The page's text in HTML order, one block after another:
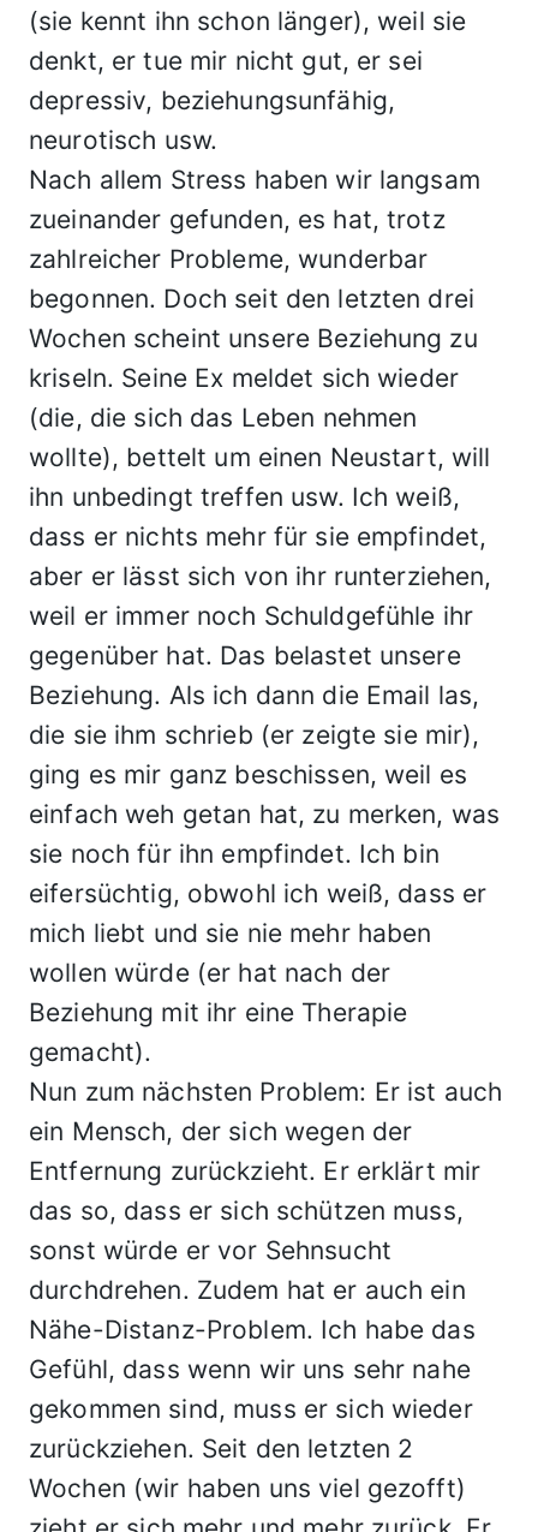
(sie kennt ihn schon länger), weil sie
denkt, er tue mir nicht gut, er sei
depressiv, beziehungsunfähig,
neurotisch usw.
Nach allem Stress haben wir langsam
zueinander gefunden, es hat, trotz
zahlreicher Probleme, wunderbar
begonnen. Doch seit den letzten drei
Wochen scheint unsere Beziehung zu
kriseln. Seine Ex meldet sich wieder
(die, die sich das Leben nehmen
wollte), bettelt um einen Neustart, will
ihn unbedingt treffen usw. Ich weiß,
dass er nichts mehr für sie empfindet,
aber er lässt sich von ihr runterziehen,
weil er immer noch Schuldgefühle ihr
gegenüber hat. Das belastet unsere
Beziehung. Als ich dann die Email las,
die sie ihm schrieb (er zeigte sie mir),
ging es mir ganz beschissen, weil es
einfach weh getan hat, zu merken, was
sie noch für ihn empfindet. Ich bin
eifersüchtig, obwohl ich weiß, dass er
mich liebt und sie nie mehr haben
wollen würde (er hat nach der
Beziehung mit ihr eine Therapie
gemacht).
Nun zum nächsten Problem: Er ist auch
ein Mensch, der sich wegen der
Entfernung zurückzieht. Er erklärt mir
das so, dass er sich schützen muss,
sonst würde er vor Sehnsucht
durchdrehen. Zudem hat er auch ein
Nähe-Distanz-Problem. Ich habe das
Gefühl, dass wenn wir uns sehr nahe
gekommen sind, muss er sich wieder
zurückziehen. Seit den letzten 2
Wochen (wir haben uns viel gezofft)